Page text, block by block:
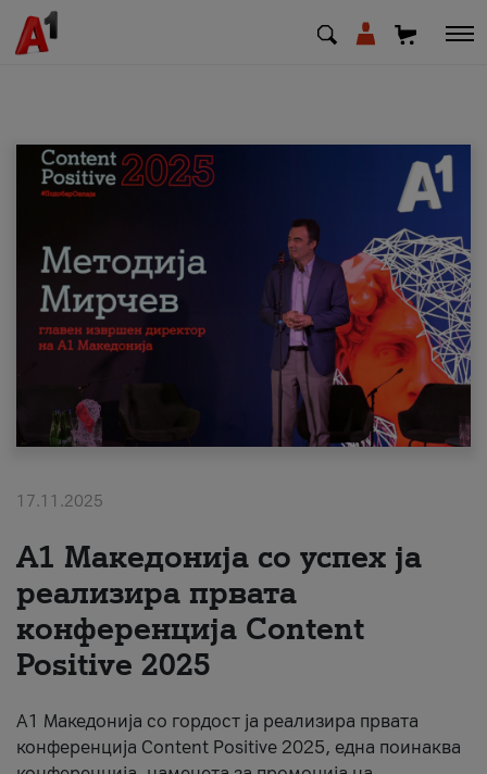
МК EN
Приватни Деловни
Поддршка
Надополни кредит
#ПодобарОнлајн
17.11.2025
А1 Македонија со успех ја
реализира првата
конференција Content
Positive 2025
А1 Македонија со гордост ја реализира првата
конференција Content Positive 2025, една поинаква